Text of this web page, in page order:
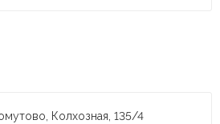
Колхозная, 135/4